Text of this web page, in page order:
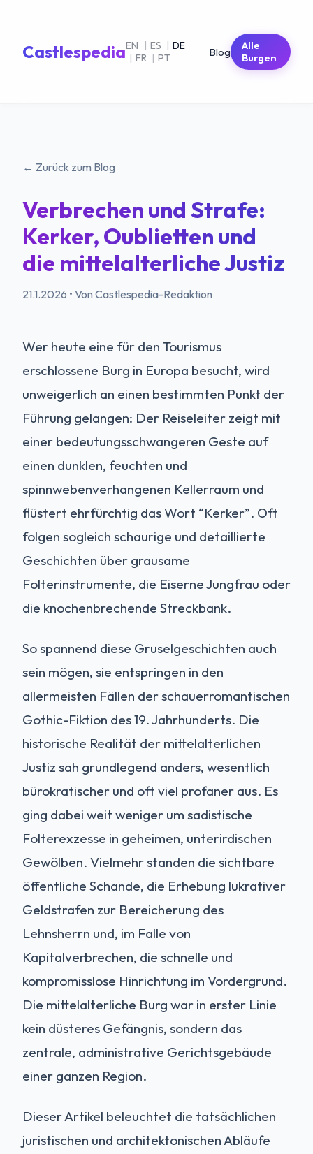
CastlespediaEN | ES | DE
| FR | PT Blog
Alle
Burgen
← Zurück zum Blog
Verbrechen und Strafe:
Kerker, Oublietten und
die mittelalterliche Justiz
21.1.2026 • Von Castlespedia-Redaktion
Wer heute eine für den Tourismus
erschlossene Burg in Europa besucht, wird
unweigerlich an einen bestimmten Punkt der
Führung gelangen: Der Reiseleiter zeigt mit
einer bedeutungsschwangeren Geste auf
einen dunklen, feuchten und
spinnwebenverhangenen Kellerraum und
flüstert ehrfürchtig das Wort “Kerker”. Oft
folgen sogleich schaurige und detaillierte
Geschichten über grausame
Folterinstrumente, die Eiserne Jungfrau oder
die knochenbrechende Streckbank.
So spannend diese Gruselgeschichten auch
sein mögen, sie entspringen in den
allermeisten Fällen der schauerromantischen
Gothic-Fiktion des 19. Jahrhunderts. Die
historische Realität der mittelalterlichen
Justiz sah grundlegend anders, wesentlich
bürokratischer und oft viel profaner aus. Es
ging dabei weit weniger um sadistische
Folterexzesse in geheimen, unterirdischen
Gewölben. Vielmehr standen die sichtbare
öffentliche Schande, die Erhebung lukrativer
Geldstrafen zur Bereicherung des
Lehnsherrn und, im Falle von
Kapitalverbrechen, die schnelle und
kompromisslose Hinrichtung im Vordergrund.
Die mittelalterliche Burg war in erster Linie
kein düsteres Gefängnis, sondern das
zentrale, administrative Gerichtsgebäude
einer ganzen Region.
Dieser Artikel beleuchtet die tatsächlichen
juristischen und architektonischen Abläufe